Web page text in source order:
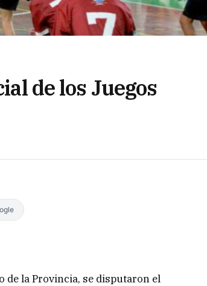
de los Juegos
de la Provincia, se disputaron el